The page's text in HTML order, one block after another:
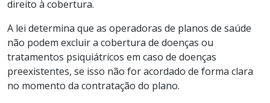
direito à cobertura.
A lei determina que as operadoras de planos de saúde
não podem excluir a cobertura de doenças ou
tratamentos psiquiátricos em caso de doenças
preexistentes, se isso não for acordado de forma clara
no momento da contratação do plano.